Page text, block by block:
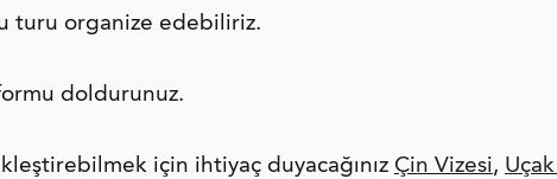
turu organize edebiliriz.
doldurunuz.
için ihtiyaç duyacağınız Çin Vizesi,